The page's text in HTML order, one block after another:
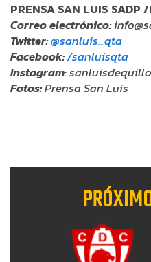
PRENSA SAN LUIS SADP
Correo electrónico:
Twitter:@sanluis_qta
Facebook:/sanluisqta
Instagram:
Fotos:Prensa San Luis